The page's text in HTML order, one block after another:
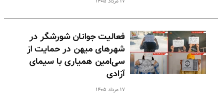
فعالیت جوانان شورشگر در
شهرهای میهن در حمایت از
سی‌امین همیاری با سیمای
آزادی
۱۷ مرداد ۱۴۰۵